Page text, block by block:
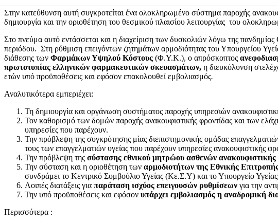
Στην κατεύθυνση αυτή συγκροτείται ένα ολοκληρωμένο σύστημα παροχής
δημιουργία και την οριοθέτηση του θεσμικού πλαισίου λειτουργίας του
Στο πνεύμα αυτό εντάσσεται και η διαχείριση των δυσκολιών λόγω της
περιόδου. Στη ρύθμιση επειγόντων ζητημάτων αρμοδιότητας του Υπουργείου
διάθεσης των Φαρμάκων Υψηλού Κόστους (Φ.Υ.Κ.), ο απρόσκοπτος
πρωτοτυπίας ελληνικών φαρμακευτικών σκευασμάτων, η διευκόλυνση
ετών υπό προϋποθέσεις και εφόσον επακολουθεί εμβολιασμός.
Αναλυτικότερα εμπεριέχει:
Τη δημιουργία και οργάνωση συστήματος παροχής υπηρεσιών
Τον καθορισμό των δομών παροχής ανακουφιστικής φροντίδας και των
υπηρεσίες που παρέχουν.
Την πρόβλεψη της συγκρότησης μίας διεπιστημονικής ομάδας
τους των επαγγελματιών υγείας που παρέχουν υπηρεσίες ανακουφιστικής
Την πρόβλεψη της σύστασης εθνικού μητρώου ασθενών ανακουφιστικής
Την σύσταση και η οριοθέτηση των αρμοδιοτήτων της Εθνικής
συνδράμει το Κεντρικό Συμβούλιο Υγείας (Κε.Σ.Υ) και το Υπουργείο Υγείας
Λοιπές διατάξεις για παράταση ισχύος επειγουσών ρυθμίσεων για την
Την υπό προϋποθέσεις και εφόσον υπάρχει εμβολιασμός η αναδρομική
Περισσότερα :